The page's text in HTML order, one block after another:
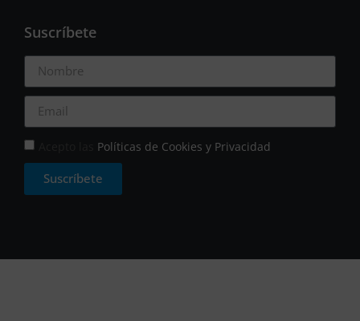
Suscríbete
Políticas de Cookies y Privacidad
Suscríbete